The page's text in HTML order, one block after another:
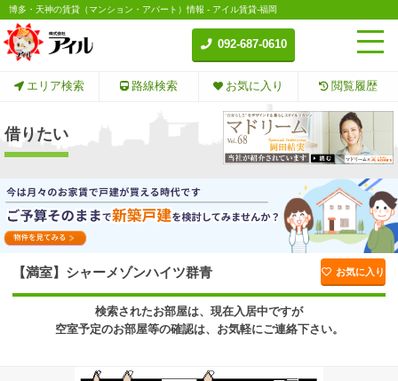
博多・天神の賃貸（マンション・アパート）情報 - アイル賃貸-福岡
092-687-0610
エリア検索 路線検索 お気に入り 閲覧履歴
借りたい
【満室】シャーメゾンハイツ群青 お気に入り
検索されたお部屋は、現在入居中ですが
空室予定のお部屋等の確認は、お気軽にご連絡下さい。